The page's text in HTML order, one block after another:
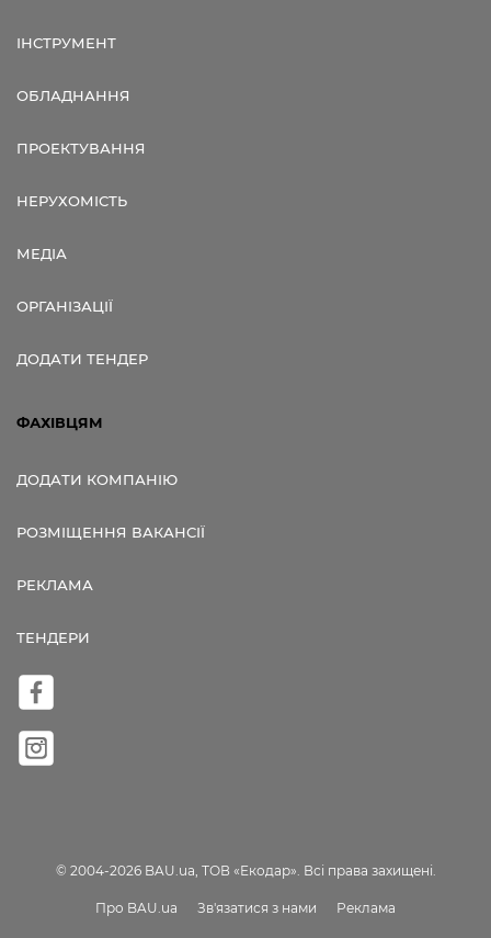
ІНСТРУМЕНТ
ОБЛАДНАННЯ
ПРОЕКТУВАННЯ
НЕРУХОМІСТЬ
МЕДІА
ОРГАНІЗАЦІЇ
ДОДАТИ ТЕНДЕР
ФАХІВЦЯМ
ДОДАТИ КОМПАНІЮ
РОЗМІЩЕННЯ ВАКАНСІЇ
РЕКЛАМА
ТЕНДЕРИ
© 2004-2026 BAU.ua, ТОВ «Екодар». Всі права захищені.
Про BAU.ua Зв'язатися з нами Реклама